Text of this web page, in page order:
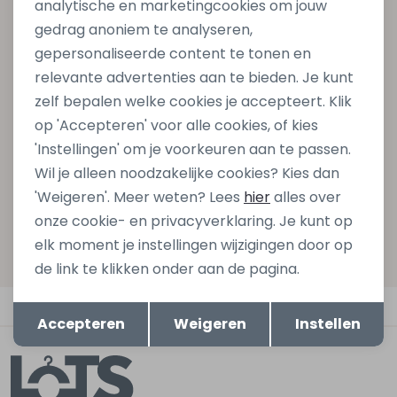
Altijd als eerste op de hoogte zijn?
Schrijf je in voor onze nieuwsbrief en ontvang dan ook
gelijk €5,- korting bij besteding van €75,- op de
nieuwe collectie!
Aanmelden
Hoe we met je data omgaan? Bekijk dit in onze
privacyverklaring.
Automatisch sparen voor korting
Terug Opslaan
analytische en marketingcookies om jouw
gedrag anoniem te analyseren,
gepersonaliseerde content te tonen en
relevante advertenties aan te bieden. Je kunt
zelf bepalen welke cookies je accepteert. Klik
op 'Accepteren' voor alle cookies, of kies
'Instellingen' om je voorkeuren aan te passen.
Wil je alleen noodzakelijke cookies? Kies dan
'Weigeren'. Meer weten? Lees hieralles over
onze cookie- en privacyverklaring. Je kunt op
elk moment je instellingen wijzigingen door op
de link te klikken onder aan de pagina.
Accepteren Weigeren Instellen